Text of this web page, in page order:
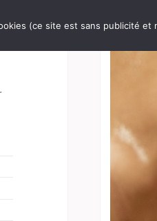
(ce site est sans publicité